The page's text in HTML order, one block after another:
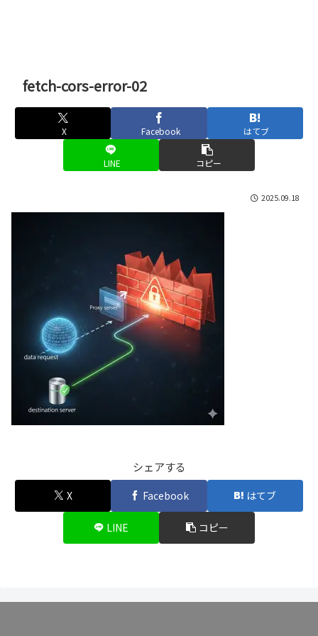
fetch-cors-error-02
X Facebook はてブ
LINE コピー
2025.09.18
シェアする
X Facebook はてブ
LINE コピー